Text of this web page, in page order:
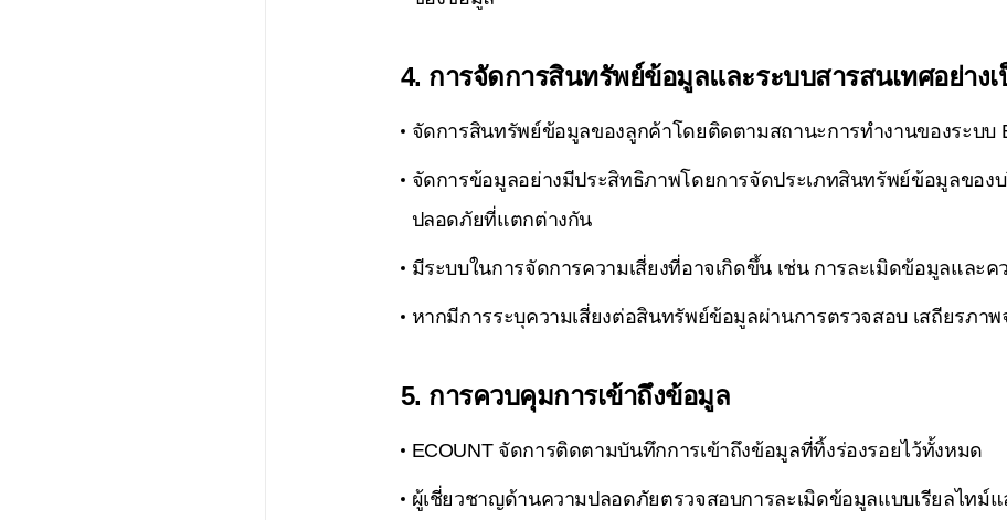
4. การจัดการสินทรัพย์ข้อมูลและระบบสารสนเทศอย่าง
จัดการสินทรัพย์ข้อมูลของลูกค้าโดยติดตามสถานะการทำงานของระบบ
จัดการข้อมูลอย่างมีประสิทธิภาพโดยการจัดประเภทสินทรัพย์ข้อมูลขอ
ปลอดภัยที่แตกต่างกัน
มีระบบในการจัดการความเสี่ยงที่อาจเกิดขึ้น เช่น การละเมิดข้อมูลและค
หากมีการระบุความเสี่ยงต่อสินทรัพย์ข้อมูลผ่านการตรวจสอบ เสถียรภา
5. การควบคุมการเข้าถึงข้อมูล
ECOUNT จัดการติดตามบันทึกการเข้าถึงข้อมูลที่ทิ้งร่องรอยไว้ทั้งหมด
ผู้เชี่ยวชาญด้านความปลอดภัยตรวจสอบการละเมิดข้อมูลแบบเรียลไทม์